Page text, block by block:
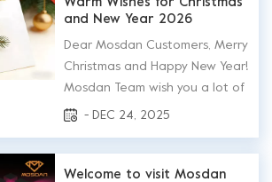
Hall We will showcase our
premium diamond tools for
concrete and sto...
Warm Wishes for Christmas
and New Year 2026
Dear Mosdan Customers, Merry
Christmas and Happy New Year!
Mosdan Team wish you a lot of
peace, good moments with
the New Year bring you good
health, energy to get going
- DEC 24, 2025
Welcome to visit Mosdan